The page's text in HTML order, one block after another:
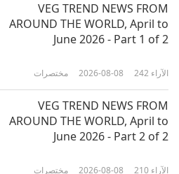
Keeping Our Animal Friends Safe
During Natural Disasters
VEG TREND NEWS FROM
AROUND THE WORLD, April to
June 2026 - Part 1 of 2
مختصرات 2026-08-08 242 الآراء
VEG TREND NEWS FROM
AROUND THE WORLD, April to
June 2026 - Part 2 of 2
مختصرات 2026-08-08 210 الآراء